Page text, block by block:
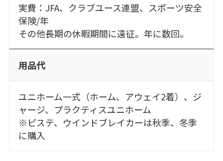
実費：JFA、クラブユース連盟、スポーツ安全
保険/年
その他長期の休暇期間に遠征。年に数回。
用品代
ユニホーム一式（ホーム、アウェイ2着）、ジ
ャージ、プラクティスユニホーム
※ピステ、ウインドブレイカーは秋季、冬季
に購入